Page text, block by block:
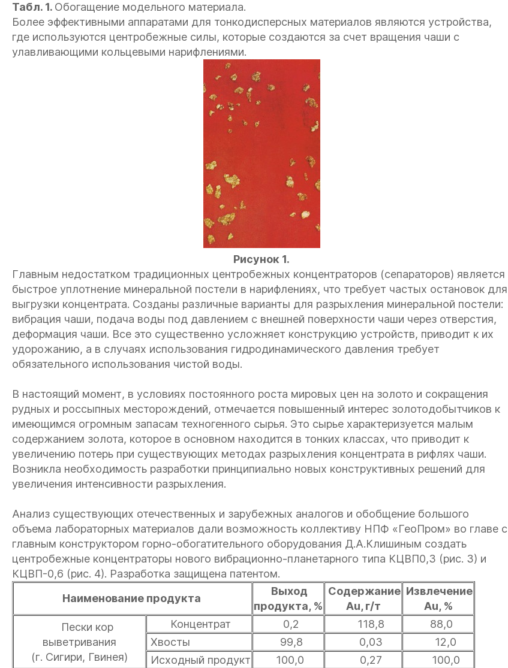
Табл. 1. Обогащение модельного материала.
Более эффективными аппаратами для тонкодисперсных материалов являются устройства,
где используются центробежные силы, которые создаются за счет вращения чаши с
улавливающими кольцевыми нарифлениями.
Рисунок 1.
Главным недостатком традиционных центробежных концентраторов (сепараторов) является
быстрое уплотнение минеральной постели в нарифлениях, что требует частых остановок для
выгрузки концентрата. Созданы различные варианты для разрыхления минеральной постели:
вибрация чаши, подача воды под давлением с внешней поверхности чаши через отверстия,
деформация чаши. Все это существенно усложняет конструкцию устройств, приводит к их
удорожанию, а в случаях использования гидродинамического давления требует
обязательного использования чистой воды.
В настоящий момент, в условиях постоянного роста мировых цен на золото и сокращения
рудных и россыпных месторождений, отмечается повышенный интерес золотодобытчиков к
имеющимся огромным запасам техногенного сырья. Это сырье характеризуется малым
содержанием золота, которое в основном находится в тонких классах, что приводит к
увеличению потерь при существующих методах разрыхления концентрата в рифлях чаши.
Возникла необходимость разработки принципиально новых конструктивных решений для
увеличения интенсивности разрыхления.
Анализ существующих отечественных и зарубежных аналогов и обобщение большого
объема лабораторных материалов дали возможность коллективу НПФ «ГеоПром» во главе с
главным конструктором горно-обогатительного оборудования Д.А.Клишиным создать
центробежные концентраторы нового вибрационно-планетарного типа КЦВП0,3 (рис. 3) и
КЦВП-0,6 (рис. 4). Разработка защищена патентом.
Наименование продукта
Выход
продукта, %
Содержание
Au, г/т
Извлечение
Au, %
Пески кор
выветривания
(г. Сигири, Гвинея)
Концентрат 0,2 118,8
88,0
Хвосты
99,8 0,03
12,0
Исходный продукт
100,0 0,27 100,0